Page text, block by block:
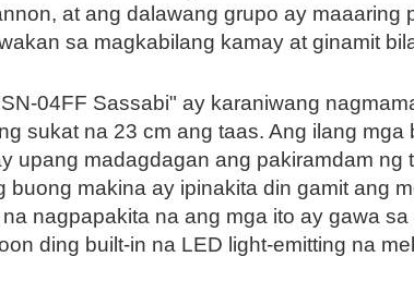
at ang dalawang grupo ay maaaring
sa magkabilang kamay at ginamit
04FF Sassabi" ay karaniwang
sukat na 23 cm ang taas. Ang ilang
upang madagdagan ang pakiramdam
makina ay ipinakita din gamit ang
nagpapakita na ang mga ito ay gawa
ding built-in na LED light-emitting na